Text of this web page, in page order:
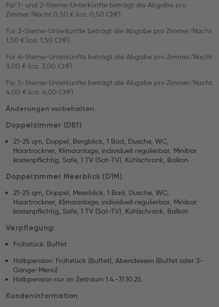
Für 1- und 2-Sterne-Unterkünfte beträgt die Abgabe pro
Zimmer/Nacht 0,50 € (ca. 0,50 CHF).
Für 3-Sterne-Unterkünfte beträgt die Abgabe pro Zimmer/Nacht
1,50 € (ca. 1,50 CHF).
Für 4-Sterne-Unterkünfte beträgt die Abgabe pro Zimmer/Nacht
3,00 € (ca. 3,00 CHF).
Für 5-Sterne-Unterkünfte beträgt die Abgabe pro Zimmer/Nacht
4,00 € (ca. 4,00 CHF).
Änderungen vorbehalten.
Doppelzimmer (DB1)
21-25 qm, Doppel, Bergblick, 1 Bad, Dusche, WC,
Haartrockner, Klimaanlage, individuell regulierbar, Minibar
kostenpflichtig, Safe, 1 TV (Sat-TV), Kühlschrank, Balkon
Doppelzimmer Meerblick (D1M)
21-25 qm, Doppel, Meerblick, 1 Bad, Dusche, WC,
Haartrockner, Klimaanlage, individuell regulierbar, Minibar
kostenpflichtig, Safe, 1 TV (Sat-TV), Kühlschrank, Balkon
Verpflegung:
Frühstück: Buffet
Halbpension: Frühstück (Buffet), Abendessen (Buffet oder 3-
Gänge-Menü)
Halbpension nur im Zeitraum 1.4.-31.10.25.
Kundeninformation